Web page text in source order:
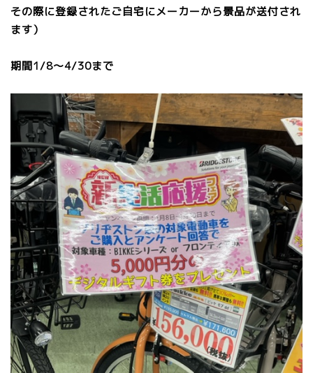
その際に登録されたご自宅にメーカーから景品が送付され
ます）
期間1/8～4/30まで